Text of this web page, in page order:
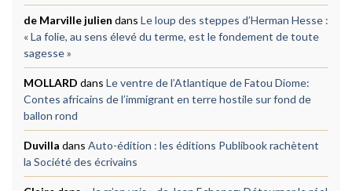
de Marville julien dans Le loup des steppes d’Herman Hesse :
« La folie, au sens élevé du terme, est le fondement de toute
sagesse »
MOLLARD dans Le ventre de l’Atlantique de Fatou Diome:
Contes africains de l’immigrant en terre hostile sur fond de
ballon rond
Duvilla dans Auto-édition : les éditions Publibook rachètent
la Société des écrivains